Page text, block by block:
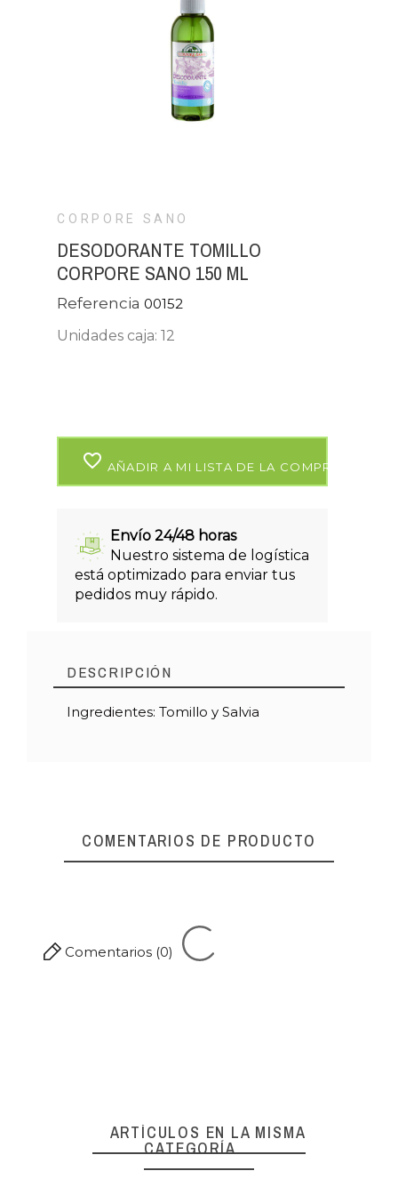
CORPORE SANO
DESODORANTE TOMILLO
CORPORE SANO 150 ML
Referencia00152
Unidades caja: 12
favorite_border AÑADIR A MI LISTA DE LA COMPRA
Envío 24/48 horas
Nuestro sistema de logística
está optimizado para enviar tus
pedidos muy rápido.
DESCRIPCIÓN
Ingredientes: Tomillo y Salvia
Referencia00152
COMENTARIOS DE PRODUCTO
Comentarios (0)
ARTÍCULOS EN LA MISMA
CATEGORÍA